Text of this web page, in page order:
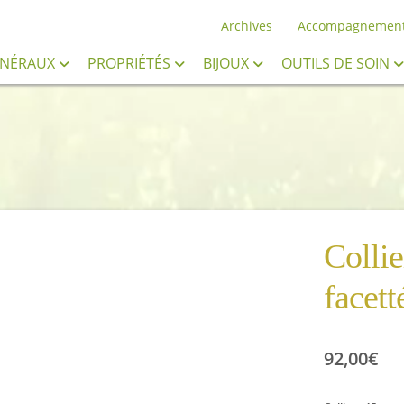
Archives
PROPRIÉTÉS BIJOUX OUTILS DE SOIN
92,00€